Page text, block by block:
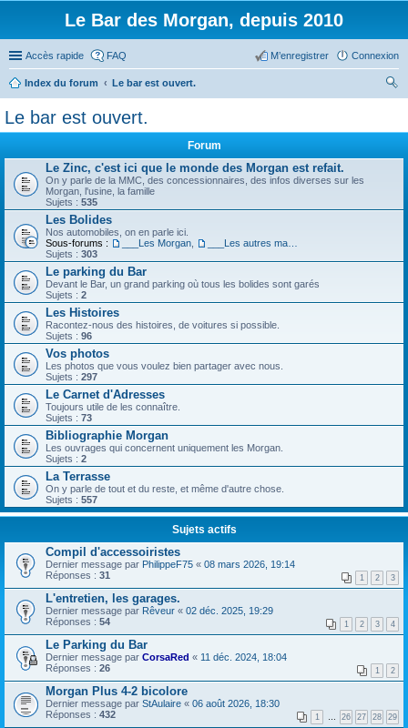
Le Bar des Morgan, depuis 2010
Accès rapide FAQ Connexion
M’enregistrer
Index du forum
Le bar est ouvert.
Le bar est ouvert.
Forum
Le Zinc, c'est ici que le monde des Morgan est refait.
On y parle de la MMC, des concessionnaires, des infos diverses sur les
Morgan, l'usine, la famille
Sujets : 535
Les Bolides
Nos automobiles, on en parle ici.
Sous-forums :
___Les Morgan
Sujets : 303
Le parking du Bar
Devant le Bar, un grand parking où tous les bolides sont garés
Sujets : 2
Les Histoires
Racontez-nous des histoires, de voitures si possible.
Sujets : 96
Vos photos
Les photos que vous voulez bien partager avec nous.
Sujets : 297
Le Carnet d'Adresses
Toujours utile de les connaître.
Sujets : 73
Bibliographie Morgan
Les ouvrages qui concernent uniquement les Morgan.
Sujets : 2
La Terrasse
On y parle de tout et du reste, et même d'autre chose.
Sujets : 557
Sujets actifs
Compil d'accessoiristes
Dernier message par PhilippeF75 « 08 mars 2026, 19:14
Réponses : 31 1 2 3
L'entretien, les garages.
Dernier message par Rêveur « 02 déc. 2025, 19:29
Réponses : 54 1 2 3 4
Le Parking du Bar
Dernier message par CorsaRed « 11 déc. 2024, 18:04
Réponses : 26 1 2
Morgan Plus 4-2 bicolore
Dernier message par StAulaire « 06 août 2026, 18:30
Réponses : 432 1 … 26 27 28 29